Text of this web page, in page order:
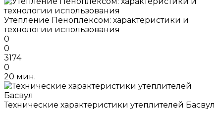
Утепление Пеноплексом: характеристики и
технологии использования
0
0
3174
0
20 мин.
Технические характеристики утеплителей Басвул